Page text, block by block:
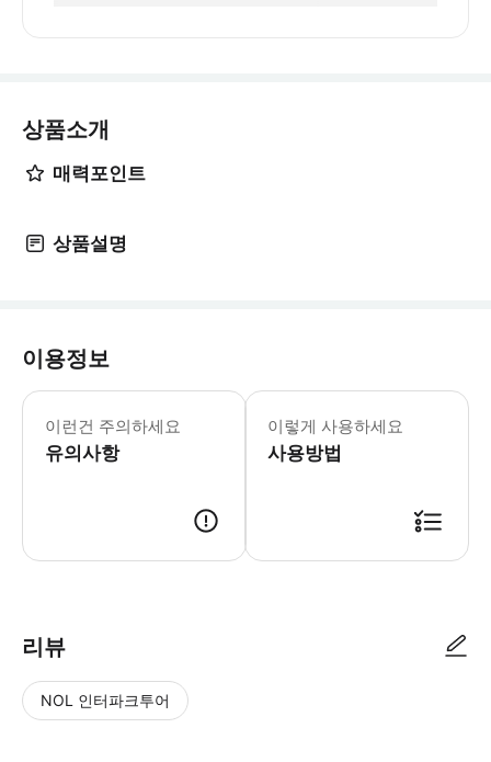
상품소개
매력포인트
상품설명
이용정보
이런건 주의하세요
유의사항
이렇게 사용하세요
사용방법
리뷰
NOL 인터파크투어